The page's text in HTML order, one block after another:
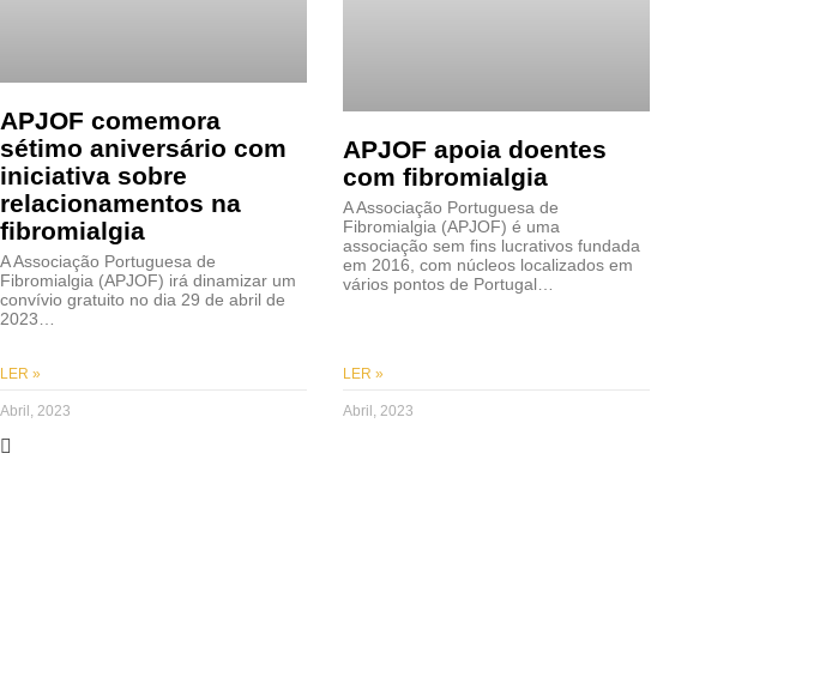
APJOF comemora
sétimo aniversário com
iniciativa sobre
relacionamentos na
fibromialgia
A Associação Portuguesa de
Fibromialgia (APJOF) irá dinamizar um
convívio gratuito no dia 29 de abril de
2023…
LER »
Abril, 2023
APJOF apoia doentes
com fibromialgia
A Associação Portuguesa de
Fibromialgia (APJOF) é uma
associação sem fins lucrativos fundada
em 2016, com núcleos localizados em
vários pontos de Portugal…
LER »
Abril, 2023